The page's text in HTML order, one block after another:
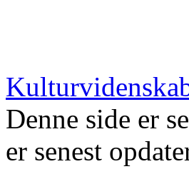
Denne side er
er senest